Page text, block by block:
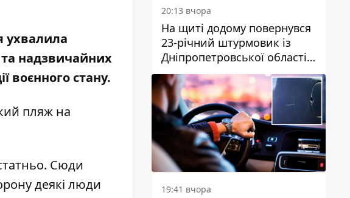
ухвалила
та надзвичайних
воєнного стану.
пляж на
Сюди
деякі люди
20:13 вчора
На щиті додому повернувся
23-річний штурмовик із
Дніпропетровської області
Богдан Бескровний
19:41 вчора